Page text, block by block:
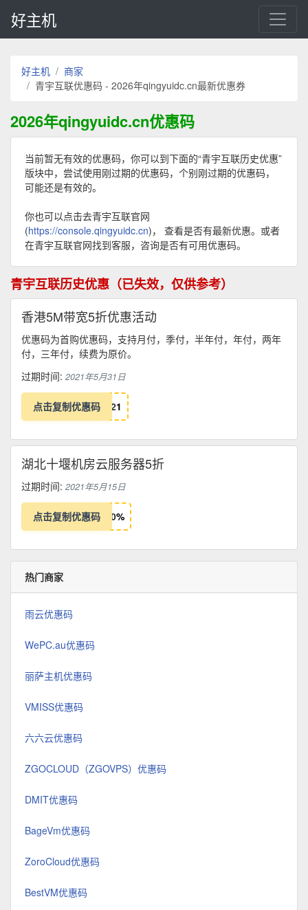
好主机
好主机
商家
青宇互联优惠码 - 2026年qingyuidc.cn最新优惠券
2026年qingyuidc.cn优惠码
当前暂无有效的优惠码，你可以到下面的“青宇互联历史优惠”
版块中，尝试使用刚过期的优惠码，个别刚过期的优惠码，
可能还是有效的。
你也可以点击去青宇互联官网
(https://console.qingyuidc.cn)， 查看是否有最新优惠。或者
在青宇互联官网找到客服，咨询是否有可用优惠码。
青宇互联历史优惠（已失效，仅供参考）
香港5M带宽5折优惠活动
优惠码为首购优惠码，支持月付，季付，半年付，年付，两年
付，三年付，续费为原价。
过期时间: 2021年5月31日
点击复制优惠码 21
湖北十堰机房云服务器5折
过期时间: 2021年5月15日
点击复制优惠码 0%
热门商家
雨云优惠码
WePC.au优惠码
丽萨主机优惠码
VMISS优惠码
六六云优惠码
ZGOCLOUD（ZGOVPS）优惠码
DMIT优惠码
BageVm优惠码
ZoroCloud优惠码
BestVM优惠码